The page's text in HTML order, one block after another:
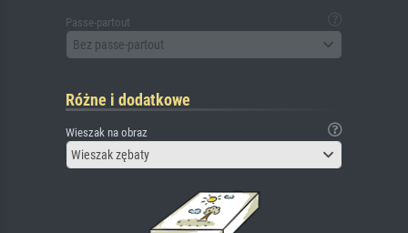
Passe-partout
Bez passe-partout
Różne i dodatkowe
Wieszak na obraz
Wieszak zębaty